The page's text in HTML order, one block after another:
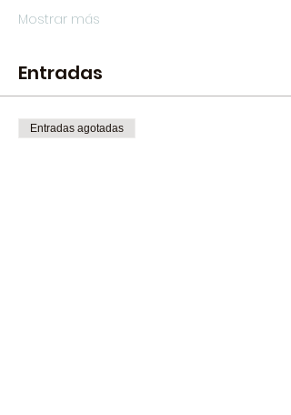
Mostrar más
Entradas
Entradas agotadas